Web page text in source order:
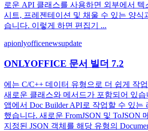
로운 API 클래스를 사용하면 외부에서 텍
시트, 프레젠테이션 및 채울 수 있는 양식
습니다. 이렇게 하면 편집기 ...
apionlyofficenewsupdate
ONLYOFFICE 문서 빌더 7.2
에는 С/С++ 데이터 유형으로 더 쉽게 작
새로운 클래스와 메서드가 포함되어 있습
앱에서 Doc Builder API로 작업할 수 있는
했습니다. 새로운 FromJSON 및 ToJSON
지정된 JSON 객체를 해당 유형의